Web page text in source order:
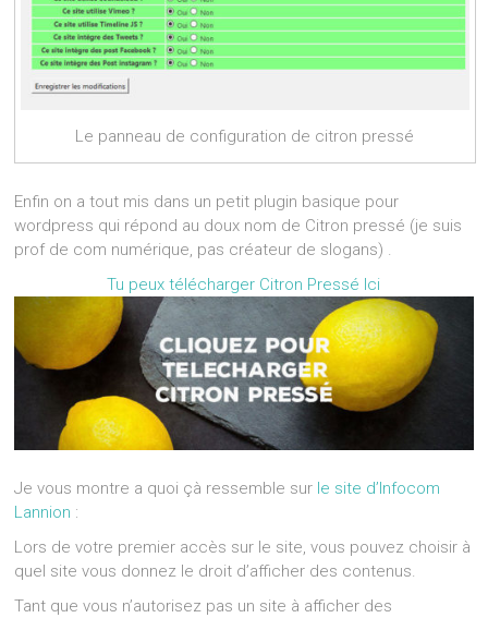
Le panneau de configuration de citron pressé
Enfin on a tout mis dans un petit plugin basique pour
wordpress qui répond au doux nom de Citron pressé (je suis
prof de com numérique, pas créateur de slogans) .
Tu peux télécharger Citron Pressé Ici
Je vous montre a quoi çà ressemble sur le site d’Infocom
Lannion :
Lors de votre premier accès sur le site, vous pouvez choisir à
quel site vous donnez le droit d’afficher des contenus.
Tant que vous n’autorisez pas un site à afficher des